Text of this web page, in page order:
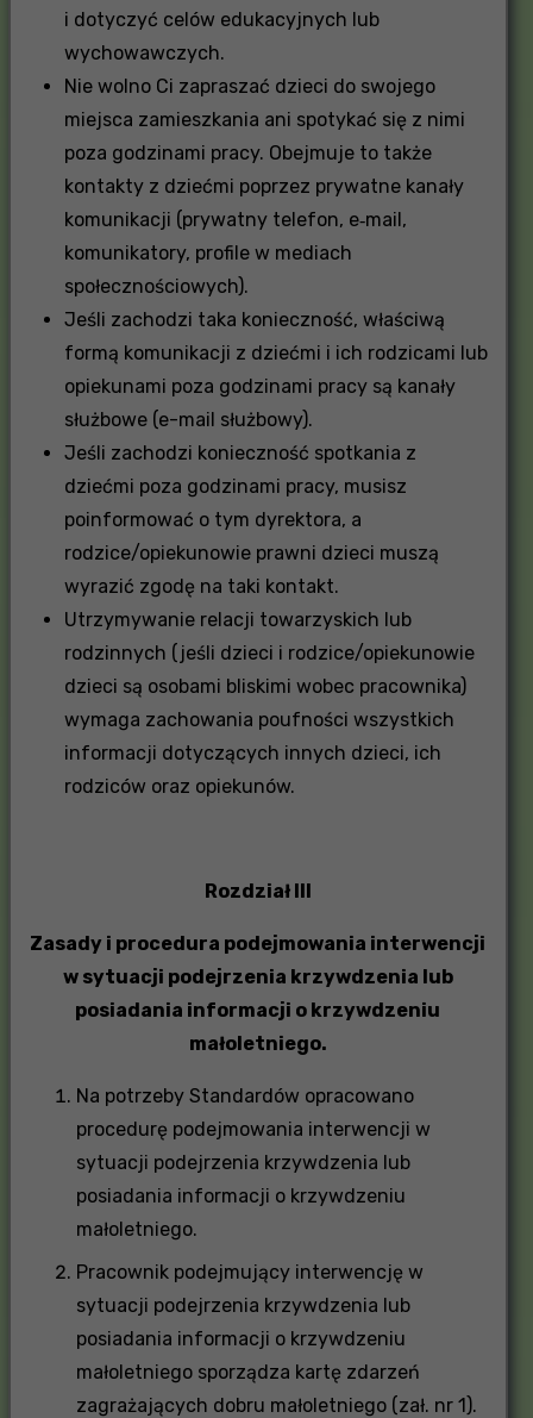
i dotyczyć celów edukacyjnych lub
wychowawczych.
Nie wolno Ci zapraszać dzieci do swojego
miejsca zamieszkania ani spotykać się z nimi
poza godzinami pracy. Obejmuje to także
kontakty z dziećmi poprzez prywatne kanały
komunikacji (prywatny telefon, e‑mail,
komunikatory, profile w mediach
społecznościowych).
Jeśli zachodzi taka konieczność, właściwą
formą komunikacji z dziećmi i ich rodzicami lub
opiekunami poza godzinami pracy są kanały
służbowe (e-mail służbowy).
Jeśli zachodzi konieczność spotkania z
dziećmi poza godzinami pracy, musisz
poinformować o tym dyrektora, a
rodzice/opiekunowie prawni dzieci muszą
wyrazić zgodę na taki kontakt.
Utrzymywanie relacji towarzyskich lub
rodzinnych (jeśli dzieci i rodzice/opiekunowie
dzieci są osobami bliskimi wobec pracownika)
wymaga zachowania poufności wszystkich
informacji dotyczących innych dzieci, ich
rodziców oraz opiekunów.
Rozdział III
Zasady i procedura podejmowania interwencji
w sytuacji podejrzenia krzywdzenia lub
posiadania informacji o krzywdzeniu
małoletniego.
Na potrzeby Standardów opracowano
procedurę podejmowania interwencji w
sytuacji podejrzenia krzywdzenia lub
posiadania informacji o krzywdzeniu
małoletniego.
Pracownik podejmujący interwencję w
sytuacji podejrzenia krzywdzenia lub
posiadania informacji o krzywdzeniu
małoletniego sporządza kartę zdarzeń
zagrażających dobru małoletniego (zał. nr 1).